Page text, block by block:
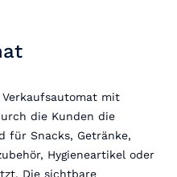
mit
die Kunden die
für Snacks, Getränke,
Hygieneartikel oder
Die sichtbare